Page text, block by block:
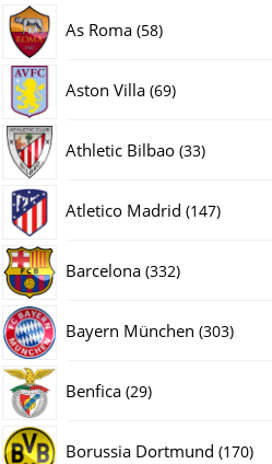
As Roma 5858
Aston Villa 6969
Athletic Bilbao 3333
Atletico Madrid 147147
Barcelona 332332
Bayern München 303303
Benfica 2929
Borussia Dortmund 170170